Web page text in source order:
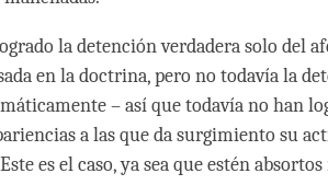
la detención verdadera solo del
en la doctrina, pero no todavía la
– así que todavía no han
a las que da surgimiento su
es el caso, ya sea que estén